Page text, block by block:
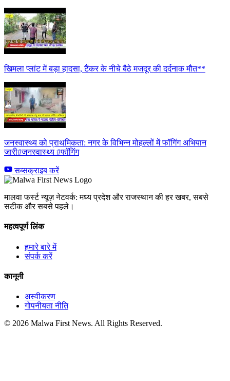
खिमला प्लांट में बड़ा हादसा, टैंकर के नीचे बैठे मजदूर की दर्दनाक मौत**
जनस्वास्थ्य को प्राथमिकता: नगर के विभिन्न मोहल्लों में फॉगिंग अभियान
जारी#जनस्वास्थ्य #फॉगिंग
सब्सक्राइब करें
मालवा फर्स्ट न्यूज़ नेटवर्क: मध्य प्रदेश और राजस्थान की हर खबर, सबसे
सटीक और सबसे पहले।
महत्वपूर्ण लिंक
हमारे बारे में
संपर्क करें
कानूनी
अस्वीकरण
गोपनीयता नीति
© 2026 Malwa First News. All Rights Reserved.